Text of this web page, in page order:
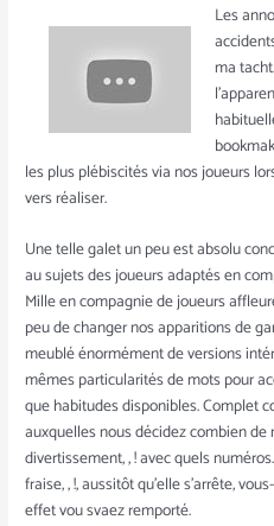
Les
ma
les plus plébiscités via nos joueurs
vers réaliser.
Une telle galet un peu est absolu
au sujets des joueurs adaptés en
Mille en compagnie de joueurs
peu de changer nos apparitions de
meublé énormément de versions
mêmes particularités de mots pour
que habitudes disponibles. Complet
auxquelles nous décidez combien
divertissement, , ! avec quels
fraise, , !, aussitôt qu’elle s’arrête,
effet vou svaez remporté.